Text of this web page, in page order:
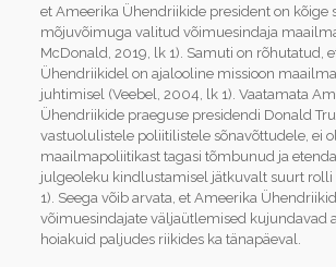
et Ameerika Ühendriikide president on kõige
mõjuvõimuga valitud võimuesindaja
McDonald, 2019, lk 1). Samuti on rõhutatud,
Ühendriikidel on ajalooline missioon
juhtimisel (Veebel, 2004, lk 1). Vaatamata
Ühendriikide praeguse presidendi Donald
vastuolulistele poliitilistele sõnavõttudele, ei
maailmapoliitikast tagasi tõmbunud ja
julgeoleku kindlustamisel jätkuvalt suurt rolli
1). Seega võib arvata, et Ameerika
võimuesindajate väljaütlemised kujundavad
hoiakuid paljudes riikides ka tänapäeval.